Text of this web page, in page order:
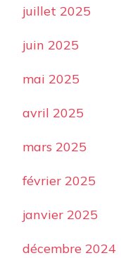
juillet 2025
juin 2025
mai 2025
avril 2025
mars 2025
février 2025
janvier 2025
décembre 2024